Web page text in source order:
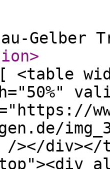
Gelber
>
<table
div></